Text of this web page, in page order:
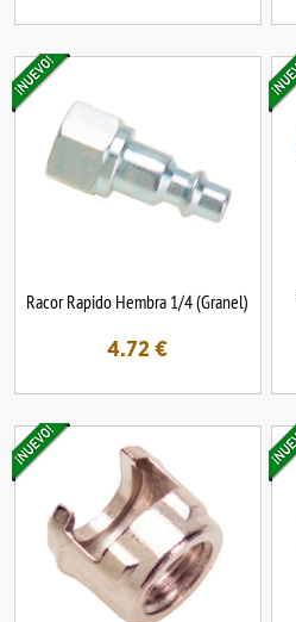
Racor Rapido Hembra 1/4 (Granel)
4.72 €